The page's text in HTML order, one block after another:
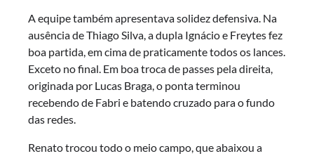
A equipe também apresentava solidez defensiva. Na
ausência de Thiago Silva, a dupla Ignácio e Freytes fez
boa partida, em cima de praticamente todos os lances.
Exceto no final. Em boa troca de passes pela direita,
originada por Lucas Braga, o ponta terminou
recebendo de Fabri e batendo cruzado para o fundo
das redes.
Renato trocou todo o meio campo, que abaixou a